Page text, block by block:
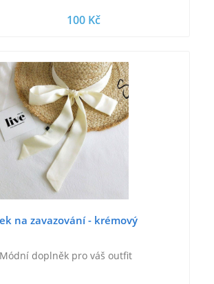
100 Kč
na zavazování - krémový
doplněk pro váš outfit